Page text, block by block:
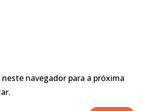
navegador para a próxima